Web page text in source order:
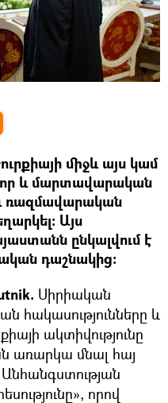
միջև այս կամ
և մարտավարական
ռազմավարական
Այս
ընկալվում է
դաշնակից։
Սիրիական
հակասությունները և
ակտիվությունը
առարկա մնալ հայ
որով